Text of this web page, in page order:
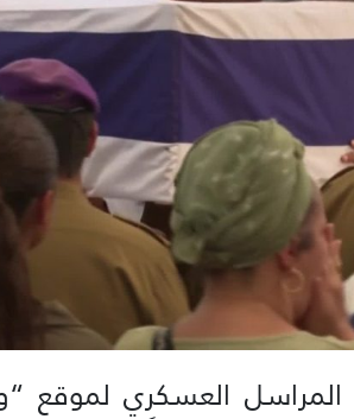
العسكري لموقع